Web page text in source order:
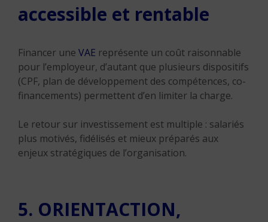
accessible et rentable
Financer une VAE représente un coût raisonnable
pour l’employeur, d’autant que plusieurs dispositifs
(CPF, plan de développement des compétences, co-
financements) permettent d’en limiter la charge.
Le retour sur investissement est multiple : salariés
plus motivés, fidélisés et mieux préparés aux
enjeux stratégiques de l’organisation.
5. ORIENTACTION,